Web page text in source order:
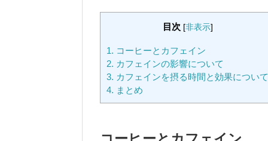
目次 [非表示]
1. コーヒーとカフェイン
2. カフェインの影響について
3. カフェインを摂る時間と効果について
4. まとめ